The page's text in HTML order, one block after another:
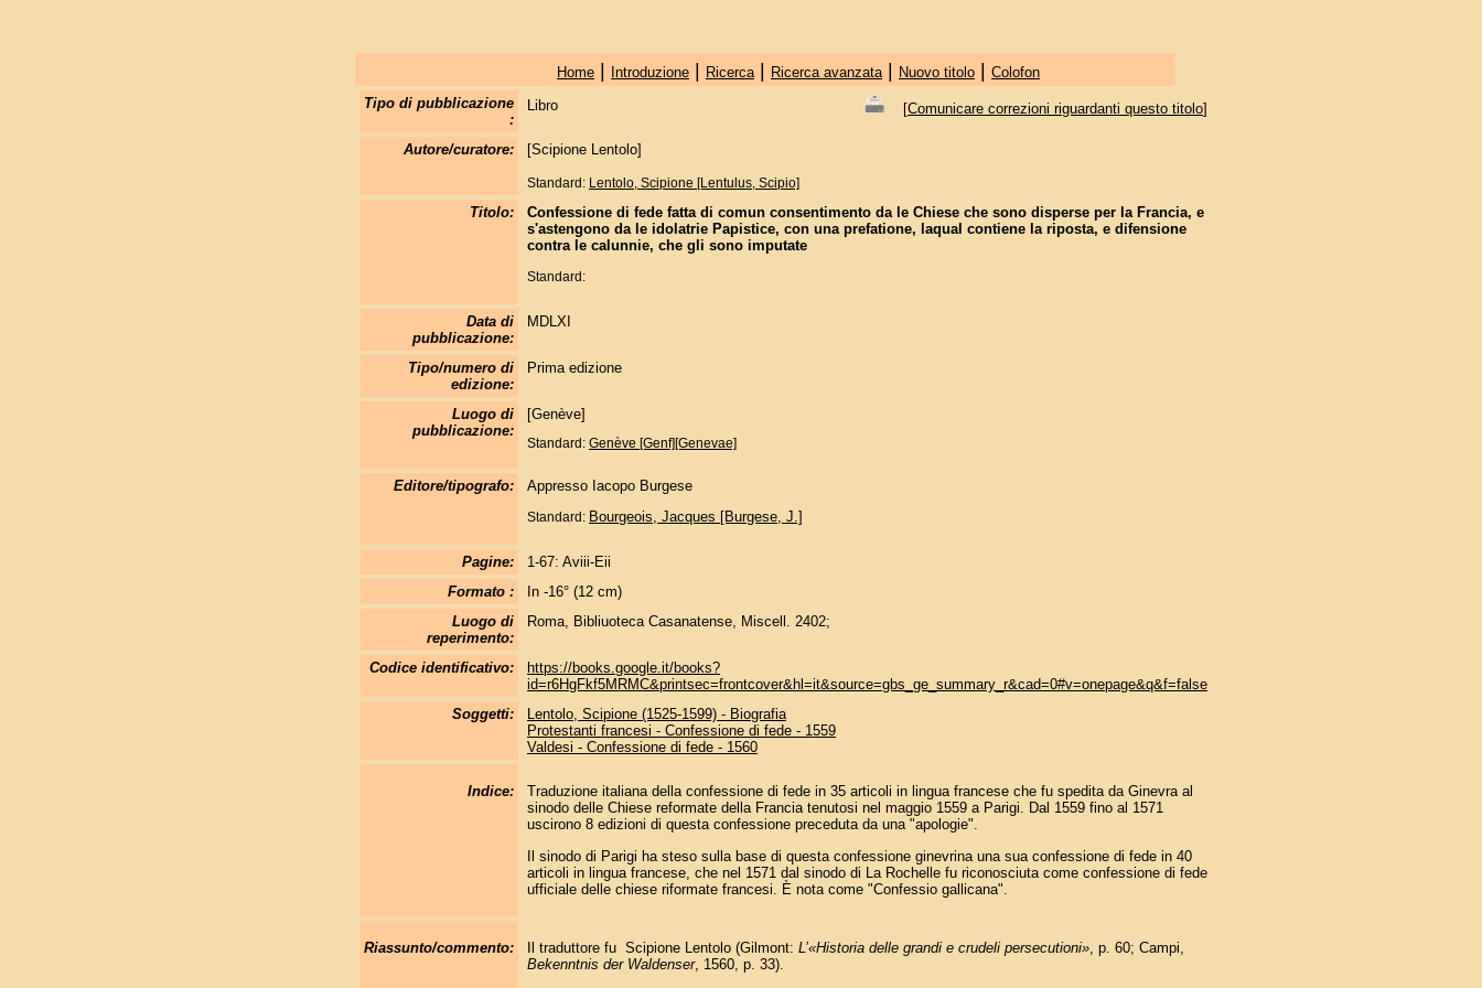
Home| Introduzione| Ricerca| Ricerca avanzata| Nuovo titolo| Colofon
Tipo di pubblicazione
:
Libro [Comunicare correzioni riguardanti questo titolo]
Autore/curatore: [Scipione Lentolo]
Standard: Lentolo, Scipione [Lentulus, Scipio]
Titolo:
Confessione di fede fatta di comun consentimento da le Chiese che sono disperse per la Francia, e
s'astengono da le idolatrie Papistice, con una prefatione, laqual contiene la riposta, e difensione
contra le calunnie, che gli sono imputate
Standard:
Data di
pubblicazione:
MDLXI
Tipo/numero di
edizione:
Prima edizione
Luogo di
pubblicazione:
[Genève]
Standard: Genève [Genf][Genevae]
Editore/tipografo: Appresso Iacopo Burgese
Standard: Bourgeois, Jacques [Burgese, J.]
Pagine:
1-67: Aviii-Eii
Formato :
In -16° (12 cm)
Luogo di
reperimento:
Roma, Bibliuoteca Casanatense, Miscell. 2402;
Codice identificativo:
https://books.google.it/books?
id=r6HgFkf5MRMC&printsec=frontcover&hl=it&source=gbs_ge_summary_r&cad=0#v=onepage&q&f=false
Soggetti:
Lentolo, Scipione (1525-1599) - Biografia
Protestanti francesi - Confessione di fede - 1559
Valdesi - Confessione di fede - 1560
Indice:
Traduzione italiana della confessione di fede in 35 articoli in lingua francese che fu spedita da Ginevra al
sinodo delle Chiese reformate della Francia tenutosi nel maggio 1559 a Parigi. Dal 1559 fino al 1571
uscirono 8 edizioni di questa confessione preceduta da una "apologie".
Il sinodo di Parigi ha steso sulla base di questa confessione ginevrina una sua confessione di fede in 40
articoli in lingua francese, che nel 1571 dal sinodo di La Rochelle fu riconosciuta come confessione di fede
ufficiale delle chiese riformate francesi. È nota come "Confessio gallicana".
Riassunto/commento: Il traduttore fu Scipione Lentolo (Gilmont: L’«Historia delle grandi e crudeli persecutioni», p. 60; Campi,
Bekenntnis der Waldenser, 1560, p. 33).